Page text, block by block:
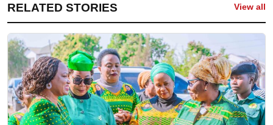
RELATED STORIES View all